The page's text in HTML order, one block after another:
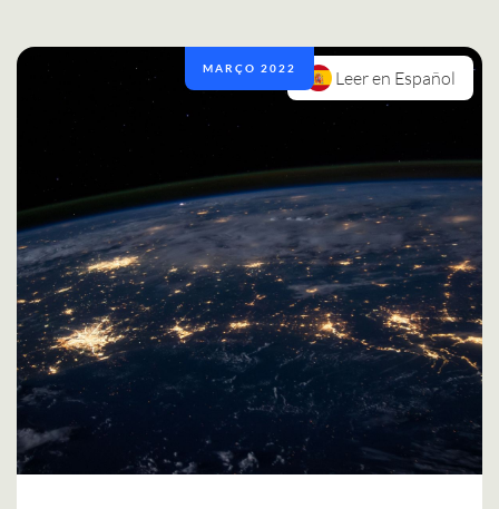
Leer en Español
MARÇO 2022